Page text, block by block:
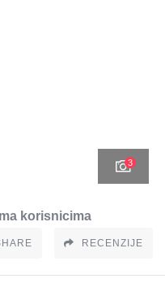
3
korisnicima
RECENZIJE